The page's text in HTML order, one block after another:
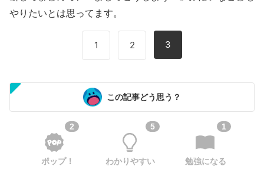
やりたいとは思ってます。
1 2 3
この記事どう思う？
2
ポップ！
5
わかりやすい
1
勉強になる